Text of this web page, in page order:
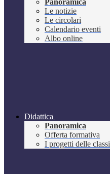
Panoramica
Le notizie
Le circolari
Calendario eventi
Albo online
Didattica
Panoramica
Offerta formativa
I progetti delle classi